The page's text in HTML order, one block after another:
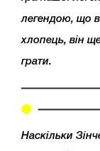
легендою, що
хлопець, він
грати.
Наскільки